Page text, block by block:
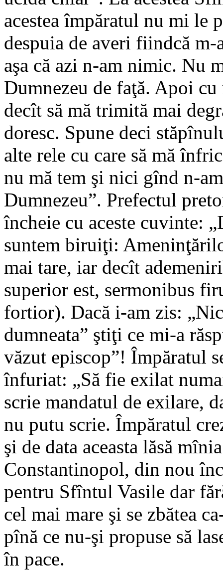
acestea împăratul nu mi le
despuia de averi fiindcă
aşa că azi n-am nimic. Nu
Dumnezeu de faţă. Apoi
decît să mă trimită mai
doresc. Spune deci
alte rele cu care să mă
nu mă tem şi nici gînd n-
Dumnezeu”. Prefectul
încheie cu aceste cuvinte:
suntem biruiţi:
mai tare, iar decît
superior est, sermonibus
fortior). Dacă i-am zis:
dumneata” ştiţi ce mi-a
văzut episcop”! Împăratul
înfuriat: „Să fie exilat
scrie mandatul de exilare,
nu putu scrie. Împăratul
şi de data aceasta lăsă
Constantinopol, din nou
pentru Sfîntul Vasile dar
cel mai mare şi se zbătea
pînă ce nu-şi propuse să
în pace.